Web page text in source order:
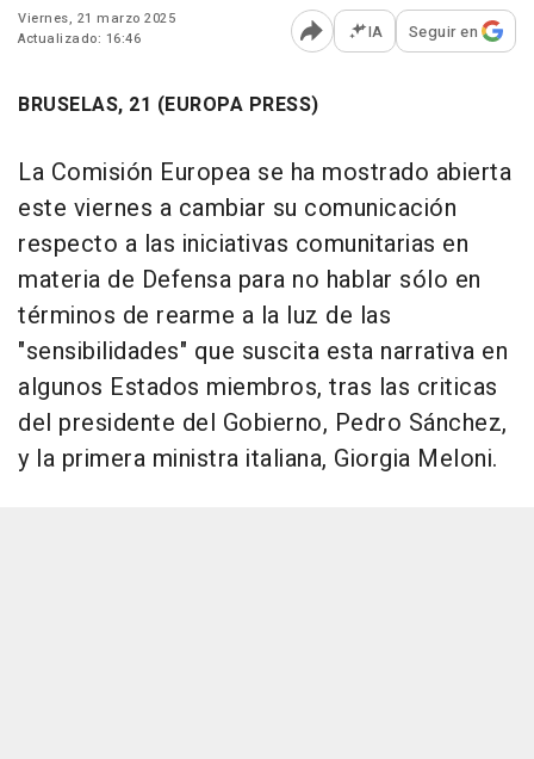
Viernes, 21 marzo 2025
Actualizado: 16:46
Abrir opciones para
IA Seguir en
BRUSELAS, 21 (EUROPA PRESS)
La Comisión Europea se ha mostrado abierta
este viernes a cambiar su comunicación
respecto a las iniciativas comunitarias en
materia de Defensa para no hablar sólo en
términos de rearme a la luz de las
"sensibilidades" que suscita esta narrativa en
algunos Estados miembros, tras las criticas
del presidente del Gobierno, Pedro Sánchez,
y la primera ministra italiana, Giorgia Meloni.